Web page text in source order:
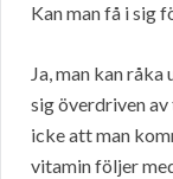
Kan man få i sig
Ja, man kan
sig överdriven
icke att man
vitamin följer